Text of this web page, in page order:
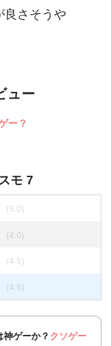
良さそうや
ュー
ー？
モ 7
(5.0)
(4.0)
(4.5)
(4.5)
神ゲーか？ クソゲー